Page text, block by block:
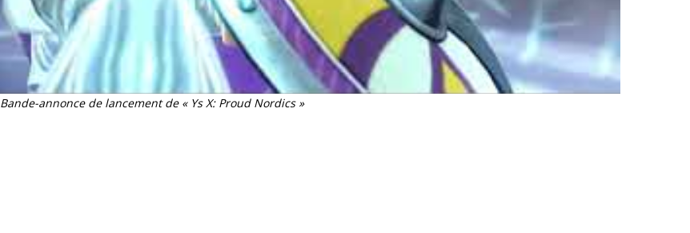
Bande-annonce de lancement de « Ys X: Proud Nordics »